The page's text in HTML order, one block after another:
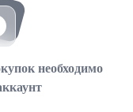
необходимо